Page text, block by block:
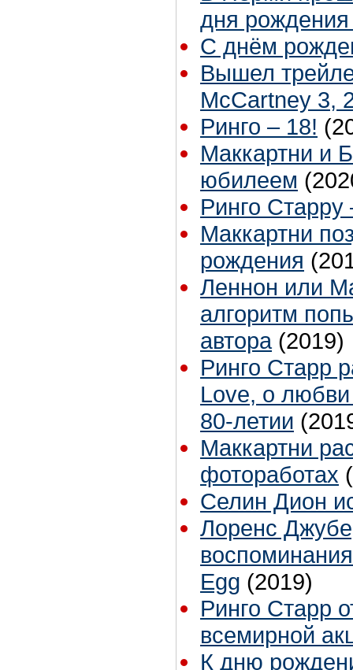
дня
С днём
Вышел
McCartney 3,
Ринго – 18!
Маккартни и
юбилеем
Ринго Старру
Маккартни
рождения
Леннон или
алгоритм
автора (2019)
Ринго Старр
Love, о
80-летии
Маккартни
фотоработах
Селин Дион
Лоренс
Egg (2019)
Ринго Старр
всемирной
К дню